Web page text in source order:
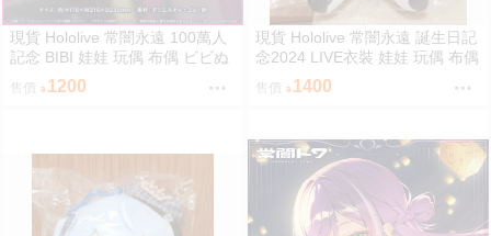
現貨 Hololive 常闇永遠 100萬人
記念 BIBI 娃娃 玩偶 布偶 ビビぬ
いぐるみ 常闇トワ 100万人記念
100萬
售價 1200
現貨 Hololive 常闇永遠 誕生日記
念2024 LIVE衣裝 娃娃 玩偶 布偶
常闇トワ トワ様ぬいぐるみ BY
ライブ衣装
售價 1400